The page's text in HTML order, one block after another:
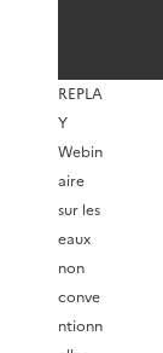
REPLA
Y
Webin
aire
sur les
eaux
non
conve
ntionn